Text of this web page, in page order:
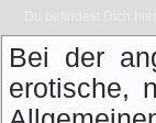
Bei der
erotische,